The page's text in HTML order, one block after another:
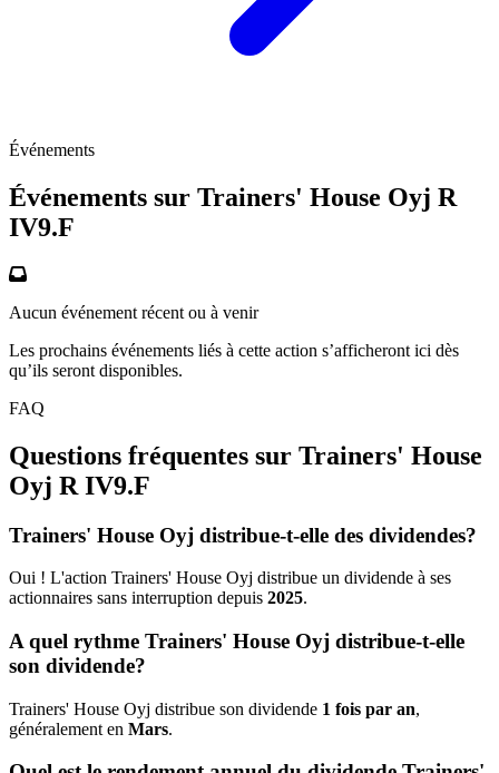
Événements
Événements sur Trainers' House Oyj R
IV9.F
Aucun événement récent ou à venir
Les prochains événements liés à cette action s’afficheront ici dès
qu’ils seront disponibles.
FAQ
Questions fréquentes sur Trainers' House
Oyj R IV9.F
Trainers' House Oyj distribue-t-elle des dividendes?
Oui ! L'action Trainers' House Oyj distribue un dividende à ses
actionnaires sans interruption depuis 2025.
A quel rythme Trainers' House Oyj distribue-t-elle
son dividende?
Trainers' House Oyj distribue son dividende 1 fois par an,
généralement en Mars.